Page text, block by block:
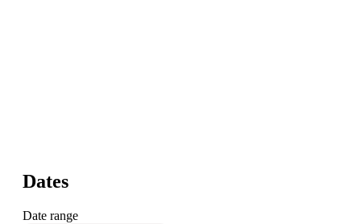
Dates
Date range